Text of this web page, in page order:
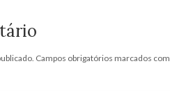
Campos obrigatórios marcados com